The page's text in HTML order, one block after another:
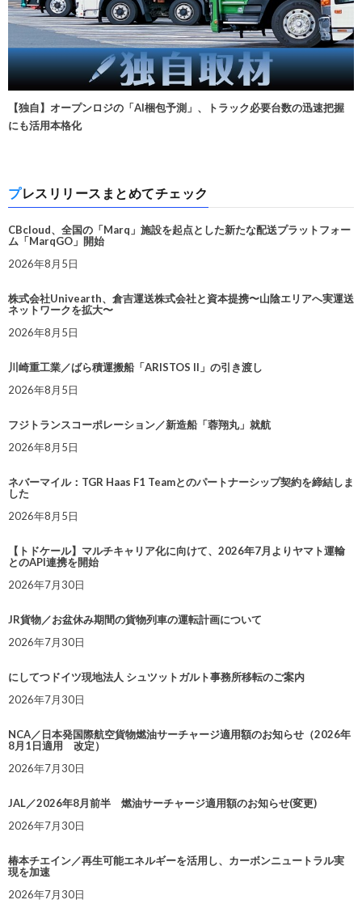
【独自】オープンロジの「AI梱包予測」、トラック必要台数の迅速把握
にも活用本格化
プレスリリースまとめてチェック
CBcloud、全国の「Marq」施設を起点とした新たな配送プラットフォー
ム「MarqGO」開始
2026年8月5日
株式会社Univearth、倉吉運送株式会社と資本提携〜山陰エリアへ実運送
ネットワークを拡大〜
2026年8月5日
川崎重工業／ばら積運搬船「ARISTOS II」の引き渡し
2026年8月5日
フジトランスコーポレーション／新造船「蓉翔丸」就航
2026年8月5日
ネバーマイル：TGR Haas F1 Teamとのパートナーシップ契約を締結しま
した
2026年8月5日
【トドケール】マルチキャリア化に向けて、2026年7月よりヤマト運輸
とのAPI連携を開始
2026年7月30日
JR貨物／お盆休み期間の貨物列車の運転計画について
2026年7月30日
にしてつドイツ現地法人 シュツットガルト事務所移転のご案内
2026年7月30日
NCA／日本発国際航空貨物燃油サーチャージ適用額のお知らせ（2026年
8月1日適用 改定）
2026年7月30日
JAL／2026年8月前半 燃油サーチャージ適用額のお知らせ(変更)
2026年7月30日
椿本チエイン／再生可能エネルギーを活用し、カーボンニュートラル実
現を加速
2026年7月30日